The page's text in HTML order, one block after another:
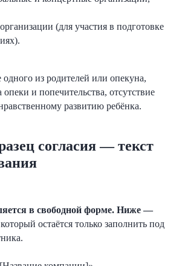
(для участия в подготовке
одного из родителей или опекуна,
опеки и попечительства, отсутствие
развитию ребёнка.
согласия — текст
в свободной форме. Ниже —
остаётся только заполнить под